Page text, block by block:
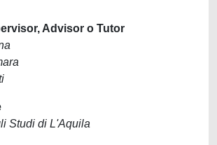
Advisor o Tutor
Studi di L'Aquila